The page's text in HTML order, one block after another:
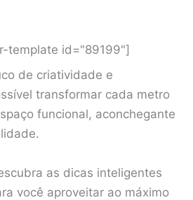
template id="89199"]
de criatividade e
transformar cada metro
funcional, aconchegante
as dicas inteligentes
você aproveitar ao máximo